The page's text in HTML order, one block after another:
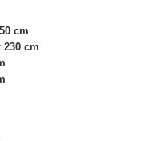
cm
230 cm